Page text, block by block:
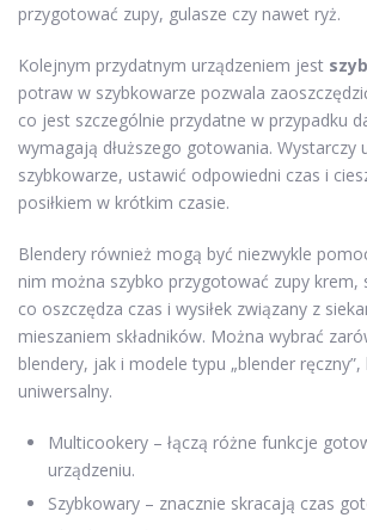
przygotować zupy, gulasze czy nawet ryż.
Kolejnym przydatnym urządzeniem jest
potraw w szybkowarze pozwala
co jest szczególnie przydatne w przypadku
wymagają dłuższego gotowania. Wystarczy
szybkowarze, ustawić odpowiedni czas i
posiłkiem w krótkim czasie.
Blendery również mogą być niezwykle
nim można szybko przygotować zupy krem,
co oszczędza czas i wysiłek związany z
mieszaniem składników. Można wybrać
blendery, jak i modele typu „blender
uniwersalny.
Multicookery – łączą różne funkcje
urządzeniu.
Szybkowary – znacznie skracają czas